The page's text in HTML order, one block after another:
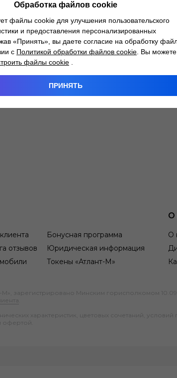
Бонусная программа
отзывов
Юридическая информация
Токены «Атлант-М»
О
О
Минским горисполкомом
характеристик, цветовых сочетаний, условий
офертой.
Обработка файлов cookie
файлы cookie для улучшения пользовательского
и предоставления персонализированных
«Принять», вы даете согласие на обработку
с Политикой обработки файлов cookie . Вы можете
файлы cookie
ПРИНЯТЬ